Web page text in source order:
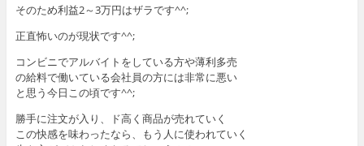
そのため利益2～3万円はザラです^^;
正直怖いのが現状です^^;
コンビニでアルバイトをしている方や薄利多売
の給料で働いている会社員の方には非常に悪い
と思う今日この頃です^^;
勝手に注文が入り、ド高く商品が売れていく
この快感を味わったなら、もう人に使われていく